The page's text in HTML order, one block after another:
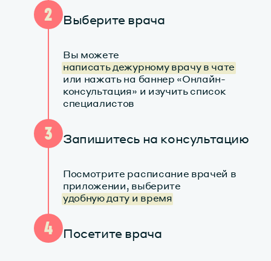
2 Выберите врача
Вы можете
написать дежурному врачу в чате
или нажать на баннер «Онлайн-
консультация» и изучить список
специалистов
3 Запишитесь на консультацию
Посмотрите расписание врачей в
приложении, выберите
удобную дату и время
4 Посетите врача